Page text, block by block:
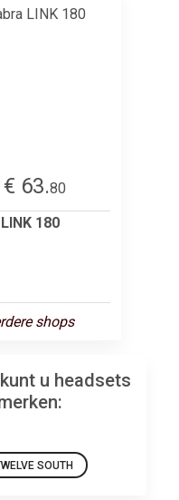
€ 63.80
180
shops
u headsets
SOUTH